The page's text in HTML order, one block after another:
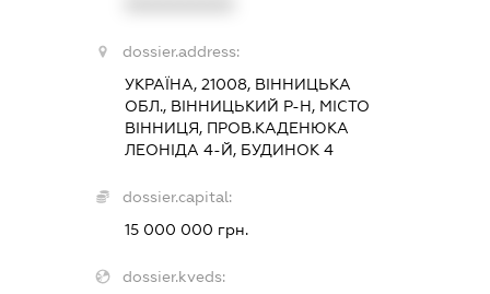
dossier.address:
УКРАЇНА, 21008, ВІННИЦЬКА
ОБЛ., ВІННИЦЬКИЙ Р-Н, МІСТО
ВІННИЦЯ, ПРОВ.КАДЕНЮКА
ЛЕОНІДА 4-Й, БУДИНОК 4
dossier.capital:
15 000 000 грн.
dossier.kveds: